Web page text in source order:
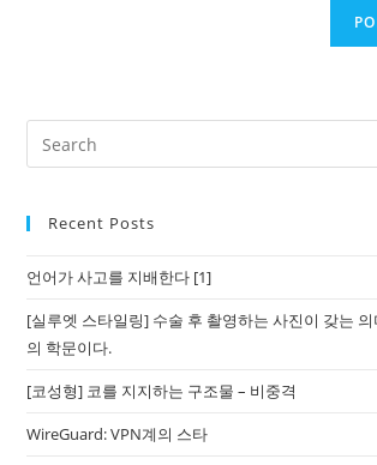
Recent Posts
언어가 사고를 지배한다 [1]
[실루엣 스타일링] 수술 후 촬영하는 사진이 갖는
의 학문이다.
[코성형] 코를 지지하는 구조물 – 비중격
WireGuard: VPN계의 스타